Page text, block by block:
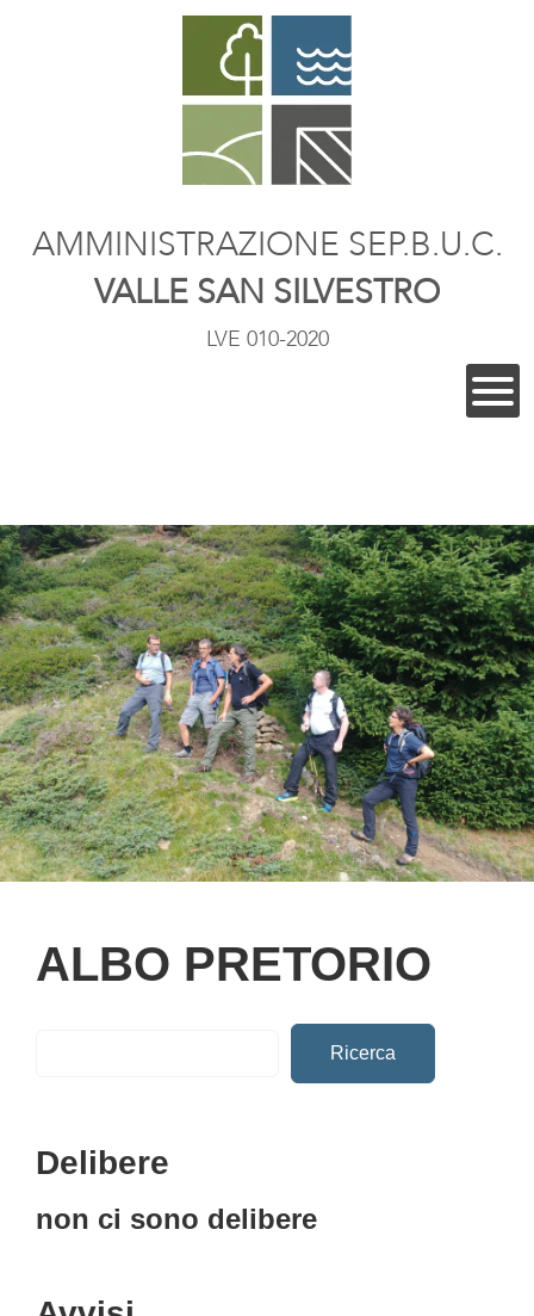
AMMINISTRAZIONE SEP.B.U.C.
VALLE SAN SILVESTRO
LVE 010-2020
ALBO PRETORIO
Ricerca
Delibere
non ci sono delibere